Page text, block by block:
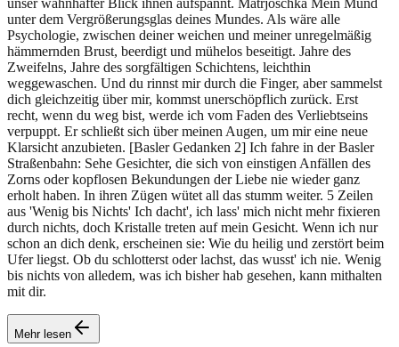
unser wahnhafter Blick ihnen aufspannt. Matrjoschka Mein Mund
unter dem Vergrößerungsglas deines Mundes. Als wäre alle
Psychologie, zwischen deiner weichen und meiner unregelmäßig
hämmernden Brust, beerdigt und mühelos beseitigt. Jahre des
Zweifelns, Jahre des sorgfältigen Schichtens, leichthin
weggewaschen. Und du rinnst mir durch die Finger, aber sammelst
dich gleichzeitig über mir, kommst unerschöpflich zurück. Erst
recht, wenn du weg bist, werde ich vom Faden des Verliebtseins
verpuppt. Er schließt sich über meinen Augen, um mir eine neue
Klarsicht anzubieten. [Basler Gedanken 2] Ich fahre in der Basler
Straßenbahn: Sehe Gesichter, die sich von einstigen Anfällen des
Zorns oder kopflosen Bekundungen der Liebe nie wieder ganz
erholt haben. In ihren Zügen wütet all das stumm weiter. 5 Zeilen
aus 'Wenig bis Nichts' Ich dacht', ich lass' mich nicht mehr fixieren
durch nichts, doch Kristalle treten auf mein Gesicht. Wenn ich nur
schon an dich denk, erscheinen sie: Wie du heilig und zerstört beim
Ufer liegst. Ob du schlotterst oder lachst, das wusst' ich nie. Wenig
bis nichts von alledem, was ich bisher hab gesehen, kann mithalten
mit dir.
Mehr lesen